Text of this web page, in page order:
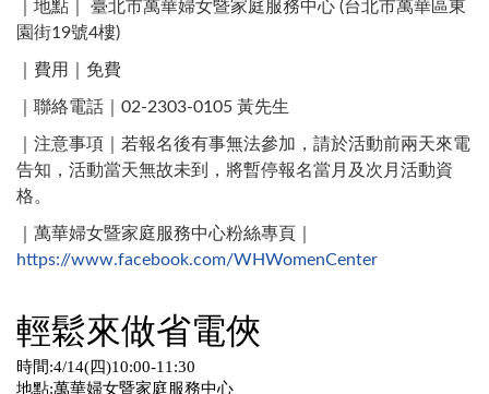
｜地點｜ 臺北市萬華婦女暨家庭服務中心 (台北市萬華區東
園街19號4樓)​
｜費用｜免費
｜聯絡電話｜02-2303-0105 黃先生 ​
｜注意事項｜若報名後有事無法參加，請於活動前兩天來電
告知，活動當天無故未到，將暫停報名當月及次月活動資
格。
｜萬華婦女暨家庭服務中心粉絲專頁｜
https://www.facebook.com/WHWomenCenter